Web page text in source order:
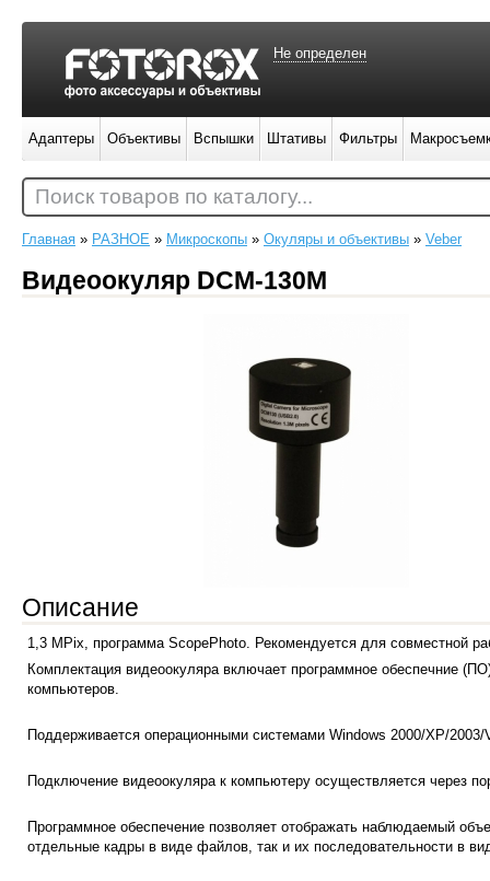
Главная » РАЗНОЕ » Микроскопы » Окуляры и объективы » Veber
Видеоокуляр DCM-130M
Описание
1,3 MPix, программа ScopePhoto. Рекомендуется для совместной
Комплектация видеоокуляра включает программное обеспечние
компьютеров.
Поддерживается операционными системами Windows 2000/XP/2003/
Подключение видеоокуляра к компьютеру осуществляется через
Программное обеспечение позволяет отображать наблюдаемый
отдельные кадры в виде файлов, так и их последовательности в
Не определен
Адаптеры Объективы Вспышки Штативы Фильтры
Поиск товаров по каталогу...